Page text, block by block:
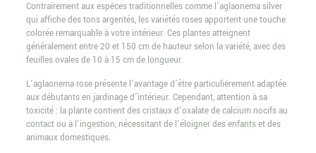
Contrairement aux espèces traditionnelles comme l’aglaonema silver
qui affiche des tons argentés, les variétés roses apportent une touche
colorée remarquable à votre intérieur. Ces plantes atteignent
généralement entre 20 et 150 cm de hauteur selon la variété, avec des
feuilles ovales de 10 à 15 cm de longueur.
L’aglaonema rose présente l’avantage d’être particulièrement adaptée
aux débutants en jardinage d’intérieur. Cependant, attention à sa
toxicité : la plante contient des cristaux d’oxalate de calcium nocifs au
contact ou à l’ingestion, nécessitant de l’éloigner des enfants et des
animaux domestiques.